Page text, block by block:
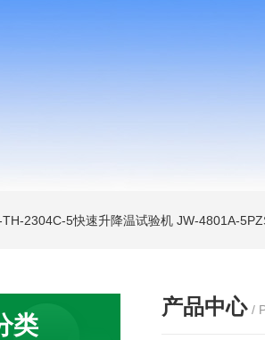
TH-2304C-5快速升降温试验机 JW-4801A-
类
产品中心 /